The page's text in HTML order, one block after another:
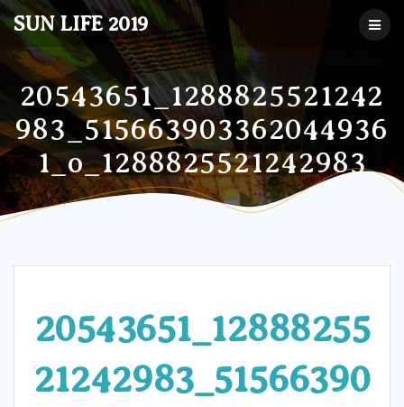
ン
ン
ツ
へ
ス
キ
ッ
プ
SUN LIFE 2019
20543651_1288825521242
983_515663903362044936
1_o_1288825521242983
20543651_12888255
21242983_51566390